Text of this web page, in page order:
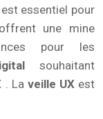
est essentiel pour
une mine
pour les
souhaitant
. La veille UX est